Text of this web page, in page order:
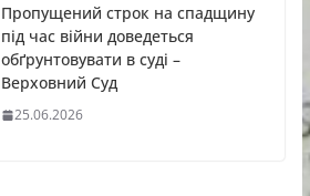
Пропущений строк на спадщину
під час війни доведеться
обґрунтовувати в суді –
Верховний Суд
25.06.2026